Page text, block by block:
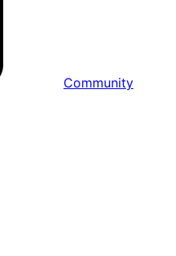
Community